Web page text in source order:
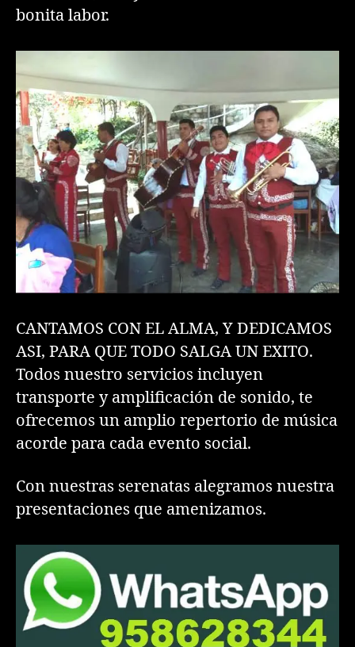
bonita labor.
CANTAMOS CON EL ALMA, Y DEDICAMOS
ASI, PARA QUE TODO SALGA UN EXITO.
Todos nuestro servicios incluyen
transporte y amplificación de sonido, te
ofrecemos un amplio repertorio de música
acorde para cada evento social.
Con nuestras serenatas alegramos nuestra
presentaciones que amenizamos.